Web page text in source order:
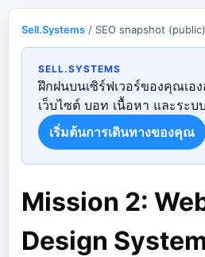
Sell.Systems / SEO snapshot (public)
SELL.SYSTEMS
ฝึกฝนบนเซิร์ฟเวอร์ของคุณเอ
เว็บไซต์ บอท เนื้อหา และระบ
เริ่มต้นการเดินทางของคุณ
Mission 2:
Design